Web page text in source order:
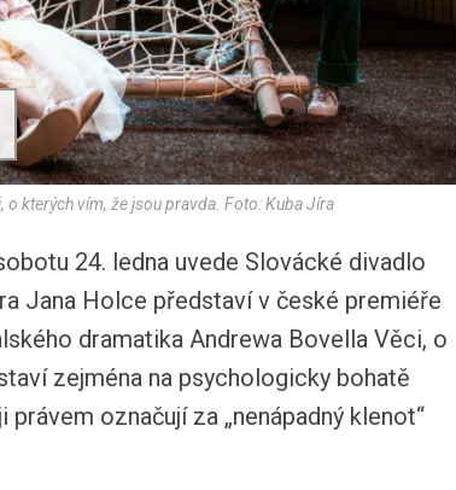
kterých vím, že jsou pravda. Foto: Kuba Jíra
24. ledna uvede Slovácké divadlo
Jana Holce představí v české premiéře
dramatika Andrewa Bovella Věci, o
zejména na psychologicky bohatě
označují za „nenápadný klenot“